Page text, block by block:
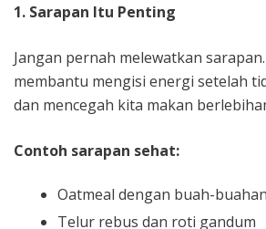
1. Sarapan Itu Penting
Jangan pernah melewatkan
membantu mengisi energi setelah
dan mencegah kita makan
Contoh sarapan sehat:
Oatmeal dengan buah-buahan
Telur rebus dan roti gandum